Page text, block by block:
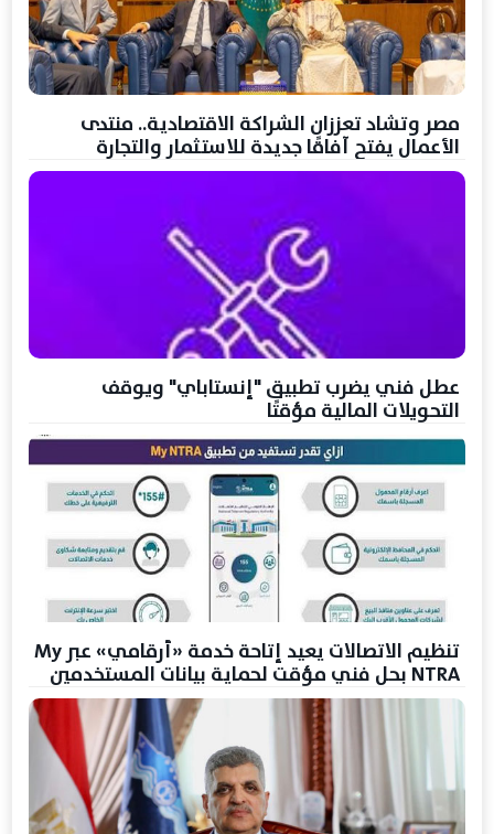
مصر وتشاد تعززان الشراكة الاقتصادية.. منتدى
الأعمال يفتح آفاقًا جديدة للاستثمار والتجارة
عطل فني يضرب تطبيق "إنستاباي" ويوقف
التحويلات المالية مؤقتًا
تنظيم الاتصالات يعيد إتاحة خدمة «أرقامي» عبر My
NTRA بحل فني مؤقت لحماية بيانات المستخدمين